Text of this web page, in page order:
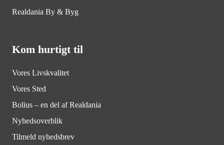
Realdania By & Byg
Kom hurtigt til
Vores Livskvalitet
Vores Sted
Bolius – en del af Realdania
Nyhedsoverblik
Tilmeld nyhedsbrev